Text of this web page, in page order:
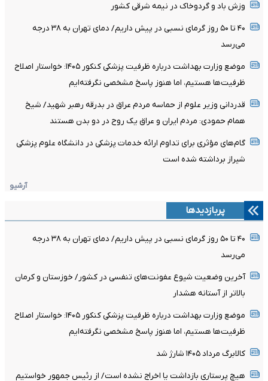
وزش باد و گردوخاک در نیمه شرقی کشور
۴۰ تا ۵۰ روز گرمای نسبی در پیش داریم/ دمای تهران به ۳۸ درجه
می‌رسد
موضع وزارت بهداشت درباره ظرفیت پزشکی کنکور ۱۴۰۵: خواستار اصلاح
ظرفیت‌ها هستیم، اما هنوز پاسخ مشخصی نگرفته‌ایم
قدردانی وزیر علوم از حماسه مردم عراق در بدرقه رهبر شهید/ شیخ
همام حمودی: مردم ایران و عراق یک روح در دو بدن هستند
گام‌های مؤثری برای تداوم ارائه خدمات پزشکی در دانشگاه علوم پزشکی
شیراز برداشته شده است
آرشیو
پربازدیدها
۴۰ تا ۵۰ روز گرمای نسبی در پیش داریم/ دمای تهران به ۳۸ درجه
می‌رسد
آخرین وضعیت شیوع عفونت‌های تنفسی در کشور/ خوزستان و کرمان
بالاتر از آستانه هشدار
موضع وزارت بهداشت درباره ظرفیت پزشکی کنکور ۱۴۰۵: خواستار اصلاح
ظرفیت‌ها هستیم، اما هنوز پاسخ مشخصی نگرفته‌ایم
کالابرگ مرداد ۱۴۰۵ شارژ شد
هیچ پرستاری بازداشت یا اخراج نشده است/ از رئیس جمهور خواستیم